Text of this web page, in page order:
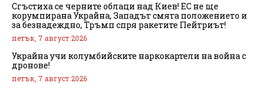
Сгъстиха се черните облаци над Киев! ЕС не ще
корумпирана Украйна, Западът смята положението и
за безнадеждно, Тръмп спря ракетите Пейтриът!
петък, 7 август 2026
Украйна учи колумбийските наркокартели на война с
дронове!
петък, 7 август 2026